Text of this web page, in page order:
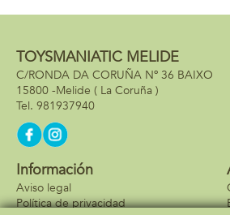
TOYSMANIATIC MELIDE
C/RONDA DA CORUÑA Nº 36 BAIXO
15800 -Melide ( La Coruña )
981937940
Información
Aviso legal
Política de privacidad